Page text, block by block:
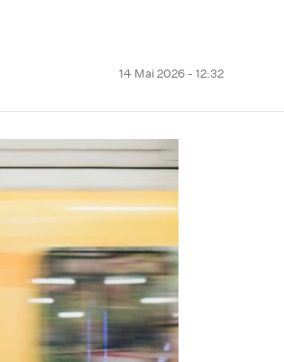
14 Mai 2026 - 12:32